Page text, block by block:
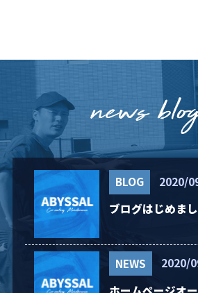
BLOG
2020/
ブログはじめまし
NEWS
2020/